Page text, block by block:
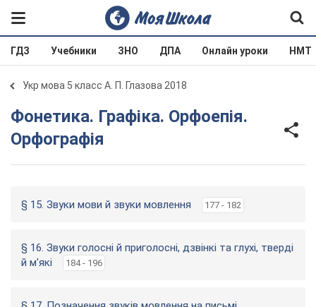
ГДЗ Учебники ЗНО ДПА Онлайн уроки НМТ
Укр мова 5 класс А. П. Глазова 2018
Фонетика. Графіка. Орфоепія.
Орфографія
§ 15. Звуки мови й звуки мовлення 177 - 182
§ 16. Звуки голосні й приголосні, дзвінкі та глухі, тверді
й м'які
184 - 196